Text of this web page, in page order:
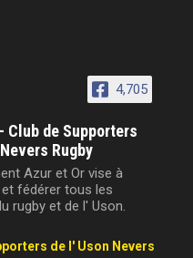
4,705
Club de Supporters
Rugby
Azur et Or vise à
fédérer tous les
rugby et de l' Uson.
de l' Uson Nevers